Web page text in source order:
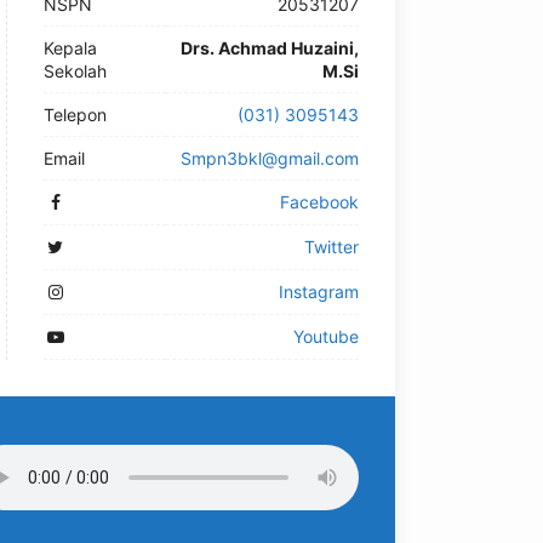
NSPN 20531207
Kepala
Sekolah
Drs. Achmad Huzaini,
M.Si
Telepon (031) 3095143
Email Smpn3bkl@gmail.com
Facebook
Twitter
Instagram
Youtube